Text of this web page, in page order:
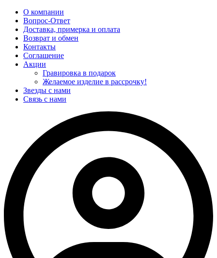
О компании
Вопрос-Ответ
Доставка, примерка и оплата
Возврат и обмен
Контакты
Соглашение
Акции
Гравировка в подарок
Желаемое изделие в рассрочку!
Звезды с нами
Связь с нами